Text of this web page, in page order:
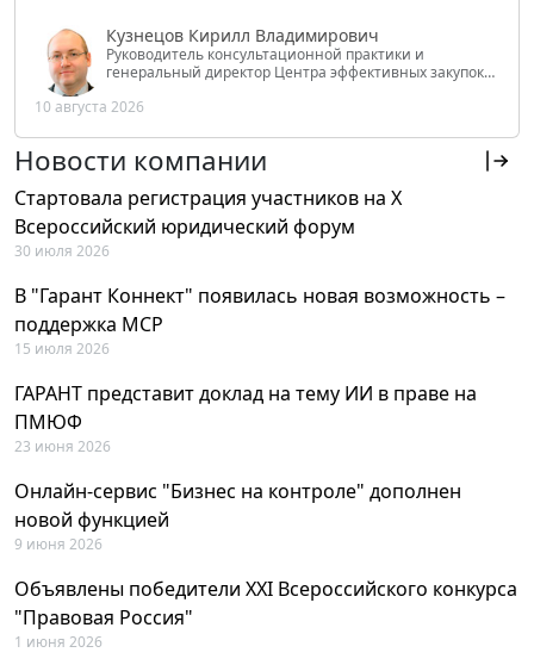
Кузнецов Кирилл Владимирович
Руководитель консультационной практики и
генеральный директор Центра эффективных закупок
РФ
10 августа 2026
Новости компании
Стартовала регистрация участников на X
Всероссийский юридический форум
30 июля 2026
В "Гарант Коннект" появилась новая возможность –
поддержка MCP
15 июля 2026
ГАРАНТ представит доклад на тему ИИ в праве на
ПМЮФ
23 июня 2026
Онлайн-сервис "Бизнес на контроле" дополнен
новой функцией
9 июня 2026
Объявлены победители XXI Всероссийского конкурса
"Правовая Россия"
1 июня 2026